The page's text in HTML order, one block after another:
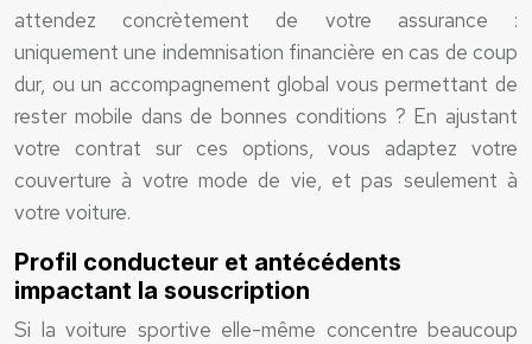
attendez concrètement de votre assurance :
uniquement une indemnisation financière en cas de coup
dur, ou un accompagnement global vous permettant de
rester mobile dans de bonnes conditions ? En ajustant
votre contrat sur ces options, vous adaptez votre
couverture à votre mode de vie, et pas seulement à
votre voiture.
Profil conducteur et antécédents
impactant la souscription
Si la voiture sportive elle-même concentre beaucoup